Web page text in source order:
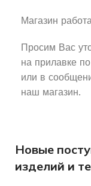
Магазин
Просим Вас
на прилавке
или в
наш магазин.
Новые
изделий и